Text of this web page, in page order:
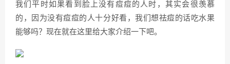
我们平时如果看到脸上没有痘痘的人时，其实会很羡慕
的，因为没有痘痘的人十分好看，我们想祛痘的话吃水果
能够吗？现在就在这里给大家介绍一下吧。